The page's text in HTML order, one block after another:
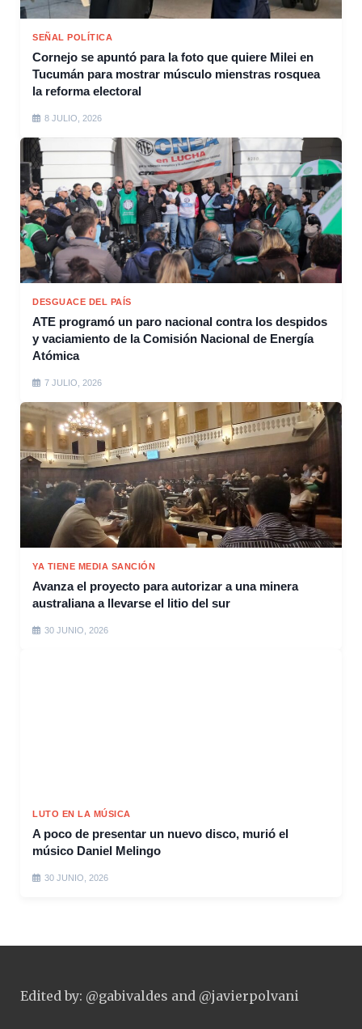
SEÑAL POLÍTICA
Cornejo se apuntó para la foto que quiere Milei en
Tucumán para mostrar músculo mienstras rosquea
la reforma electoral
8 JULIO, 2026
DESGUACE DEL PAÍS
ATE programó un paro nacional contra los despidos
y vaciamiento de la Comisión Nacional de Energía
Atómica
7 JULIO, 2026
YA TIENE MEDIA SANCIÓN
Avanza el proyecto para autorizar a una minera
australiana a llevarse el litio del sur
30 JUNIO, 2026
LUTO EN LA MÚSICA
A poco de presentar un nuevo disco, murió el
músico Daniel Melingo
30 JUNIO, 2026
Edited by: @gabivaldes and @javierpolvani